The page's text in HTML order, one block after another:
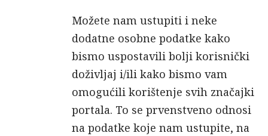
Možete nam ustupiti i neke
dodatne osobne podatke kako
bismo uspostavili bolji korisnički
doživljaj i/ili kako bismo vam
omogućili korištenje svih značajki
portala. To se prvenstveno odnosi
na podatke koje nam ustupite, na